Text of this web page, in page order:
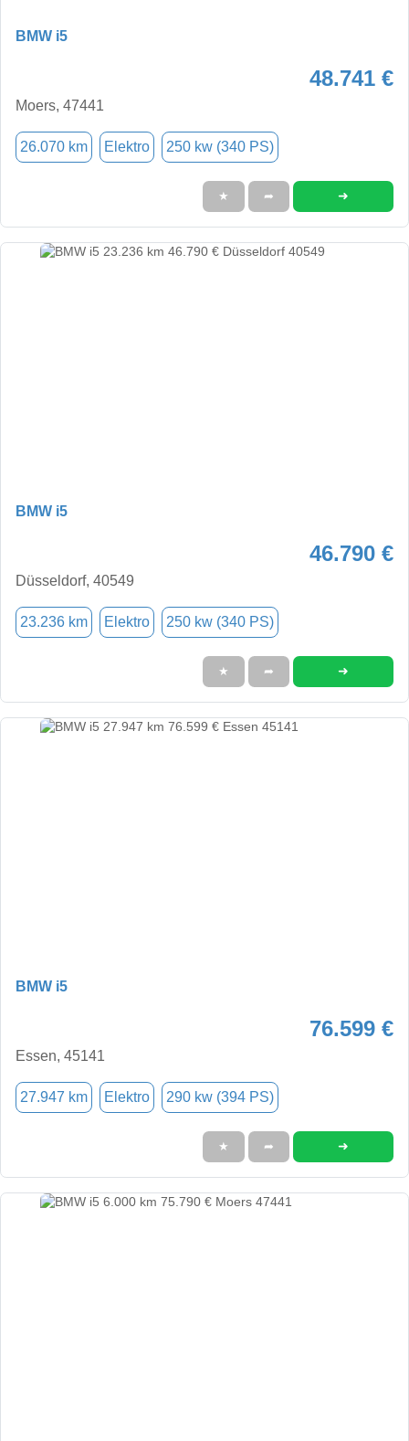
BMW i5
48.741 €
Moers, 47441
26.070 km Elektro 250 kw (340 PS)
★ ➦ ➜
BMW i5
46.790 €
Düsseldorf, 40549
23.236 km Elektro 250 kw (340 PS)
★ ➦ ➜
BMW i5
76.599 €
Essen, 45141
27.947 km Elektro 290 kw (394 PS)
★ ➦ ➜